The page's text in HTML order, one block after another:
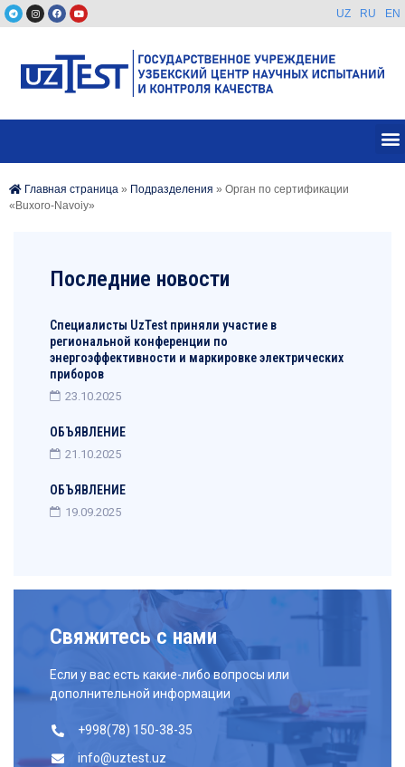
UZ RU EN
Главная страница » Подразделения » Орган по сертификации
«Buxoro-Navoiy»
Последние новости
Специалисты UzTest приняли участие в
региональной конференции по
энергоэффективности и маркировке электрических
приборов
23.10.2025
ОБЪЯВЛЕНИЕ
21.10.2025
ОБЪЯВЛЕНИЕ
19.09.2025
Свяжитесь с нами
Если у вас есть какие-либо вопросы или
дополнительной информации
+998(78) 150-38-35
info@uztest.uz